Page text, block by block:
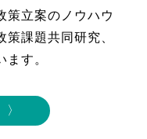
策立案のノウハウ
課題共同研究、
す。